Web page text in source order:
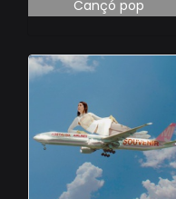
Cançó pop